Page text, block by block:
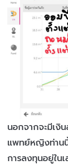
นอกจากจะมีเงิ
แพทย์หญิงท่าน
การลงทุนอยู่ใน